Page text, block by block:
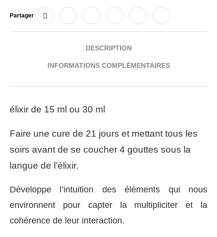
Partager
DESCRIPTION
INFORMATIONS COMPLÉMENTAIRES
élixir de 15 ml ou 30 ml
Faire une cure de 21 jours et mettant tous les
soirs avant de se coucher 4 gouttes sous la
langue de l’élixir.
Développe l’intuition des éléments qui nous
environnent pour capter la multipliciter et la
cohérence de leur interaction.